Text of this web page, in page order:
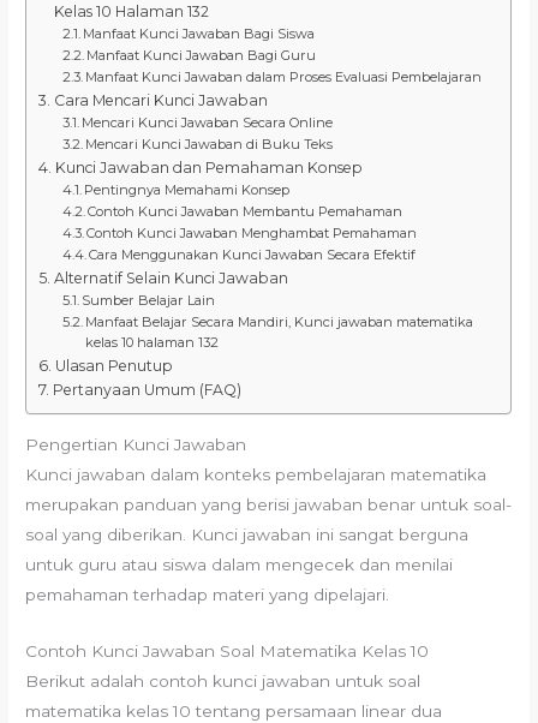
Kelas 10 Halaman 132
Manfaat Kunci Jawaban Bagi Siswa
Manfaat Kunci Jawaban Bagi Guru
Manfaat Kunci Jawaban dalam Proses Evaluasi Pembelajaran
Cara Mencari Kunci Jawaban
Mencari Kunci Jawaban Secara Online
Mencari Kunci Jawaban di Buku Teks
Kunci Jawaban dan Pemahaman Konsep
Pentingnya Memahami Konsep
Contoh Kunci Jawaban Membantu Pemahaman
Contoh Kunci Jawaban Menghambat Pemahaman
Cara Menggunakan Kunci Jawaban Secara Efektif
Alternatif Selain Kunci Jawaban
Sumber Belajar Lain
Manfaat Belajar Secara Mandiri, Kunci jawaban matematika
kelas 10 halaman 132
Ulasan Penutup
Pertanyaan Umum (FAQ)
Pengertian Kunci Jawaban
Kunci jawaban dalam konteks pembelajaran matematika
merupakan panduan yang berisi jawaban benar untuk soal-
soal yang diberikan. Kunci jawaban ini sangat berguna
untuk guru atau siswa dalam mengecek dan menilai
pemahaman terhadap materi yang dipelajari.
Contoh Kunci Jawaban Soal Matematika Kelas 10
Berikut adalah contoh kunci jawaban untuk soal
matematika kelas 10 tentang persamaan linear dua